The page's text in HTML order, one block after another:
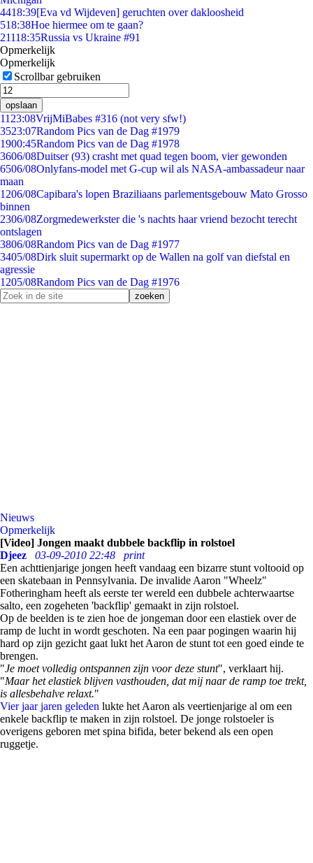
4418:39[Eva vd Wijdeven] geruchten over dakloosheid
518:38Hoe hiermee om te gaan?
21118:35Russia vs Ukraine #91
Opmerkelijk
Opmerkelijk
Scrollbar gebruiken
opslaan
11 23:08VrijMiBabes #316 (not very sfw!)
3523:07Random Pics van de Dag #1979
1900:45Random Pics van de Dag #1978
3606/08Duitser (93) crasht met quad tegen boom, vier gewonden
6506/08Onlyfans-model met G-cup wil als NASA-ambassadeur naar
maan
1206/08Capibara's lopen Braziliaans parlementsgebouw Mato Grosso
binnen
2306/08Zorgmedewerkster die 's nachts haar vriend bezocht terecht
ontslagen
3806/08Random Pics van de Dag #1977
3405/08Dirk sluit supermarkt op de Wallen na golf van diefstal en
agressie
1205/08Random Pics van de Dag #1976
Nieuws
Opmerkelijk
[Video] Jongen maakt dubbele backflip in rolstoel
Djeez
03-09-2010 22:48
print
Een achttienjarige jongen heeft vandaag een bizarre stunt voltooid op
een skatebaan in Pennsylvania. De invalide Aaron "Wheelz"
Fotheringham heeft als eerste ter wereld een dubbele achterwaartse
salto, een zogeheten 'backflip' gemaakt in zijn rolstoel.
Op de beelden is te zien hoe de jongeman door een elastiek over de
ramp de lucht in wordt geschoten. Na een paar pogingen waarin hij
hard op zijn gezicht gaat lukt het Aaron de stunt tot een goed einde te
brengen.
"Je moet volledig ontspannen zijn voor deze stunt", verklaart hij.
"Maar het elastiek blijven vasthouden, dat mij naar de ramp toe trekt,
is allesbehalve relaxt."
Vier jaar jaren geleden lukte het Aaron als veertienjarige al om een
enkele backflip te maken in zijn rolstoel. De jonge rolstoeler is
overigens geboren met spina bifida, beter bekend als een open
ruggetje.